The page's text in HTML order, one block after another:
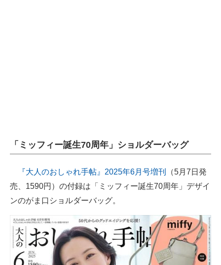
モノづくり技術者専門サイト
エレクトロニクス専門サイト
電子設計の基本と応用
「ミッフィー誕生70周年」ショルダーバッグ
『大人のおしゃれ手帖』2025年6月号増刊
（5月7日発
売、1590円）の付録は「ミッフィー誕生70周年」デザイ
ンのがま口ショルダーバッグ。